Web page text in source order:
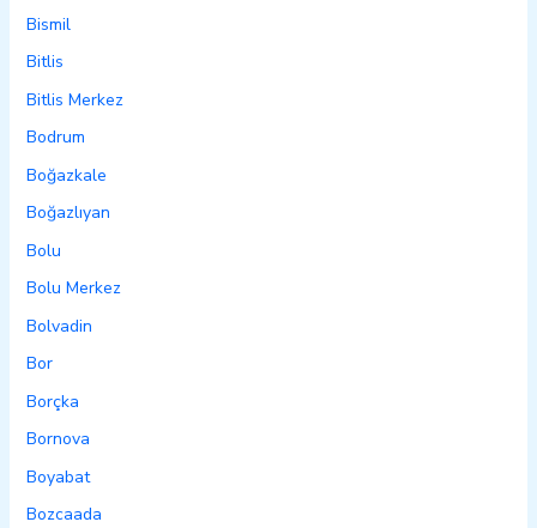
Bismil
Bitlis
Bitlis Merkez
Bodrum
Boğazkale
Boğazlıyan
Bolu
Bolu Merkez
Bolvadin
Bor
Borçka
Bornova
Boyabat
Bozcaada